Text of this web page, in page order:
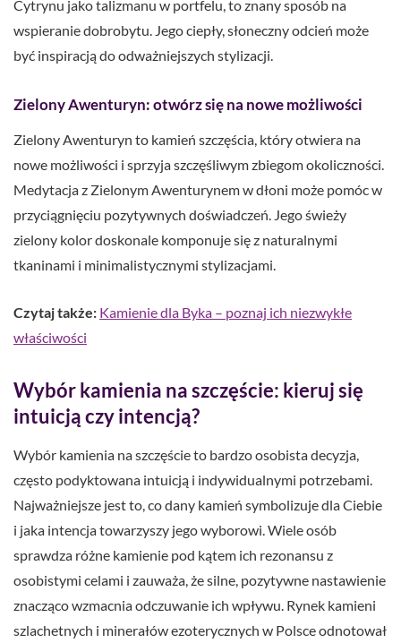
Cytrynu jako talizmanu w portfelu, to znany sposób na
wspieranie dobrobytu. Jego ciepły, słoneczny odcień może
być inspiracją do odważniejszych stylizacji.
Zielony Awenturyn: otwórz się na nowe możliwości
Zielony Awenturyn to kamień szczęścia, który otwiera na
nowe możliwości i sprzyja szczęśliwym zbiegom okoliczności.
Medytacja z Zielonym Awenturynem w dłoni może pomóc w
przyciągnięciu pozytywnych doświadczeń. Jego świeży
zielony kolor doskonale komponuje się z naturalnymi
tkaninami i minimalistycznymi stylizacjami.
Czytaj także: Kamienie dla Byka – poznaj ich niezwykłe
właściwości
Wybór kamienia na szczęście: kieruj się
intuicją czy intencją?
Wybór kamienia na szczęście to bardzo osobista decyzja,
często podyktowana intuicją i indywidualnymi potrzebami.
Najważniejsze jest to, co dany kamień symbolizuje dla Ciebie
i jaka intencja towarzyszy jego wyborowi. Wiele osób
sprawdza różne kamienie pod kątem ich rezonansu z
osobistymi celami i zauważa, że silne, pozytywne nastawienie
znacząco wzmacnia odczuwanie ich wpływu. Rynek kamieni
szlachetnych i minerałów ezoterycznych w Polsce odnotował